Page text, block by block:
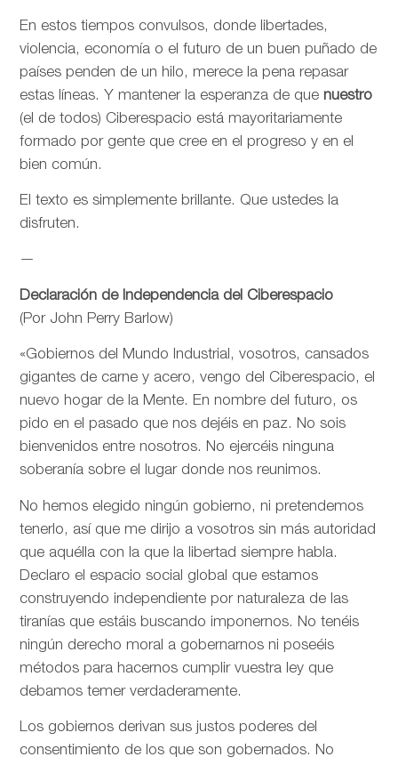
En estos tiempos convulsos, donde libertades,
violencia, economía o el futuro de un buen puñado de
países penden de un hilo, merece la pena repasar
estas líneas. Y mantener la esperanza de que nuestro
(el de todos) Ciberespacio está mayoritariamente
formado por gente que cree en el progreso y en el
bien común.
El texto es simplemente brillante. Que ustedes la
disfruten.
—
Declaración de Independencia del Ciberespacio
(Por John Perry Barlow)
«Gobiernos del Mundo Industrial, vosotros, cansados
gigantes de carne y acero, vengo del Ciberespacio, el
nuevo hogar de la Mente. En nombre del futuro, os
pido en el pasado que nos dejéis en paz. No sois
bienvenidos entre nosotros. No ejercéis ninguna
soberanía sobre el lugar donde nos reunimos.
No hemos elegido ningún gobierno, ni pretendemos
tenerlo, así que me dirijo a vosotros sin más autoridad
que aquélla con la que la libertad siempre habla.
Declaro el espacio social global que estamos
construyendo independiente por naturaleza de las
tiranías que estáis buscando imponernos. No tenéis
ningún derecho moral a gobernarnos ni poseéis
métodos para hacernos cumplir vuestra ley que
debamos temer verdaderamente.
Los gobiernos derivan sus justos poderes del
consentimiento de los que son gobernados. No